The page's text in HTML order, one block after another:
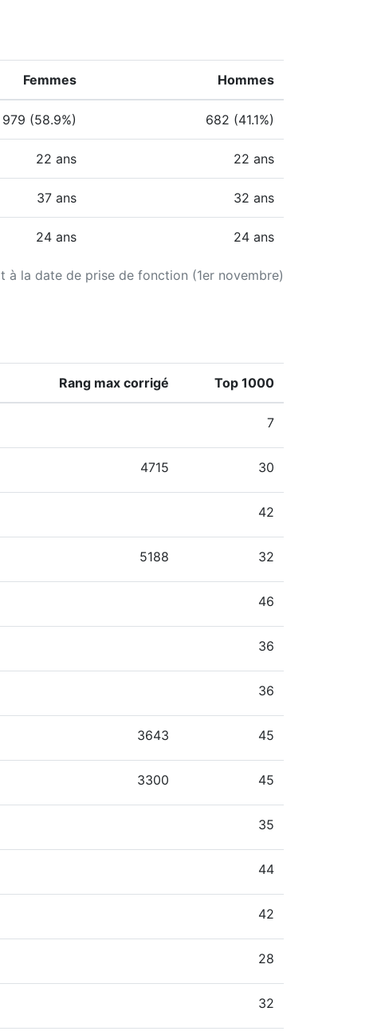
à la date de prise de fonction (1er novembre)
Femmes Hommes
979 (58.9%) 682 (41.1%)
22 ans 22 ans
37 ans 32 ans
24 ans 24 ans
Rang max corrigé Top 1000
7
4715 30
42
5188 32
46
36
36
3643 45
3300 45
35
44
42
28
32